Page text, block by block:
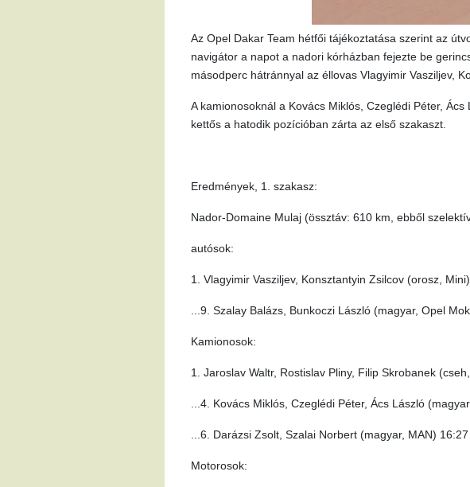
Az Opel Dakar Team hétfői tájékoztatása szerint az
navigátor a napot a nadori kórházban fejezte be
másodperc hátránnyal az éllovas Vlagyimir Vasziljev,
A kamionosoknál a Kovács Miklós, Czeglédi Péter,
kettős a hatodik pozícióban zárta az első szakaszt.
Eredmények, 1. szakasz:
Nador-Domaine Mulaj (össztáv: 610 km, ebből
autósok:
1. Vlagyimir Vasziljev, Konsztantyin Zsilcov (orosz,
...9. Szalay Balázs, Bunkoczi László (magyar, Opel
Kamionosok:
1. Jaroslav Waltr, Rostislav Pliny, Filip Skrobanek
...4. Kovács Miklós, Czeglédi Péter, Ács László
...6. Darázsi Zsolt, Szalai Norbert (magyar, MAN) 16:27
Motorosok: